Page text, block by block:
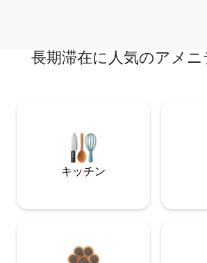
長期滞在に人気のアメ
キッチン